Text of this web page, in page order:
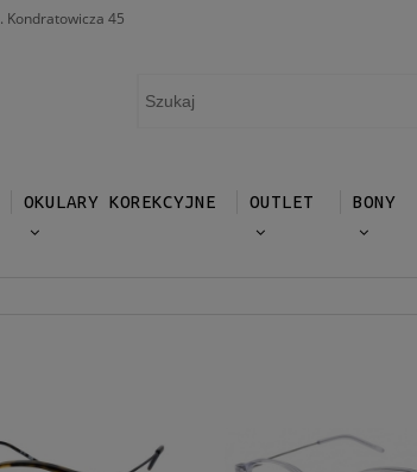
Kondratowicza 45
OKULARY KOREKCYJNE OUTLET BONY